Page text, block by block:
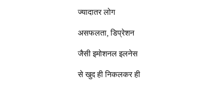
ज्यादातर लोग
असफलता, डिप्रेशन
जैसी इमोशनल इलनेस
से खुद ही निकलकर ही